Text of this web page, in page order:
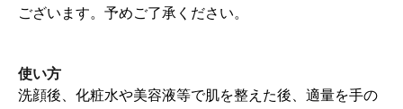
ございます。予めご了承ください。
使い方
洗顔後、化粧水や美容液等で肌を整えた後、適量を手の